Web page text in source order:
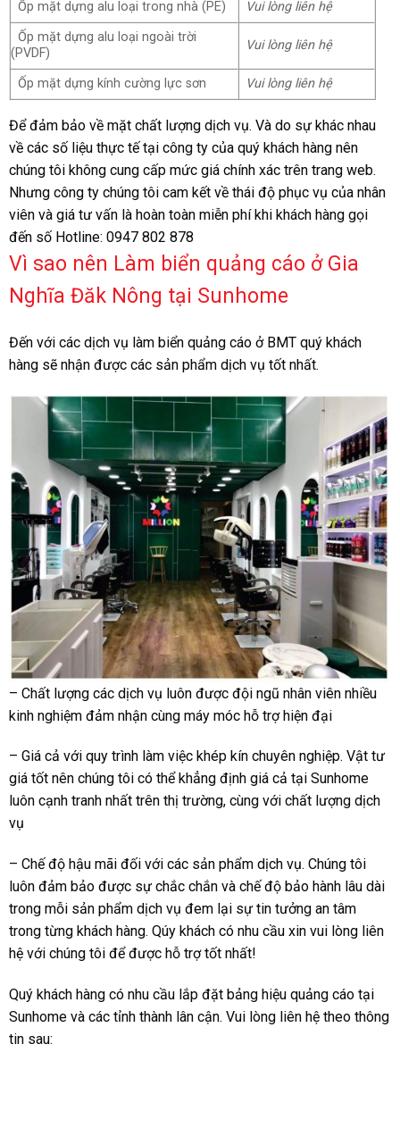
Ốp mặt dựng alu loại trong nhà (PE) Vuilòng liên hệ
Ốp mặt dựng alu loại ngoài trời
(PVDF)
Vui lòng liên hệ
Ốp mặt dựng kính cường lực sơn Vui lòng liên hệ
Để đảm bảo về mặt chất lượng dịch vụ. Và do sự khác nhau
về các số liệu thực tế tại công ty của quý khách hàng nên
chúng tôi không cung cấp mức giá chính xác trên trang web.
Nhưng công ty chúng tôi cam kết về thái độ phục vụ của nhân
viên và giá tư vấn là hoàn toàn miễn phí khi khách hàng gọi
đến số Hotline: 0947 802 878
Vì sao nên Làm biển quảng cáo ở Gia
Nghĩa Đăk Nông tại Sunhome
Đến với các dịch vụ làm biển quảng cáo ở BMT quý khách
hàng sẽ nhận được các sản phẩm dịch vụ tốt nhất.
– Chất lượng các dịch vụ luôn được đội ngũ nhân viên nhiều
kinh nghiệm đảm nhận cùng máy móc hỗ trợ hiện đại
– Giá cả với quy trình làm việc khép kín chuyên nghiệp. Vật tư
giá tốt nên chúng tôi có thể khẳng định giá cả tại Sunhome
luôn cạnh tranh nhất trên thị trường, cùng với chất lượng dịch
vụ
– Chế độ hậu mãi đối với các sản phẩm dịch vụ. Chúng tôi
luôn đảm bảo được sự chắc chắn và chế độ bảo hành lâu dài
trong mỗi sản phẩm dịch vụ đem lại sự tin tưởng an tâm
trong từng khách hàng. Qúy khách có nhu cầu xin vui lòng liên
hệ với chúng tôi để được hỗ trợ tốt nhất!
Quý khách hàng có nhu cầu lắp đặt bảng hiệu quảng cáo tại
Sunhome và các tỉnh thành lân cận. Vui lòng liên hệ theo thông
tin sau: